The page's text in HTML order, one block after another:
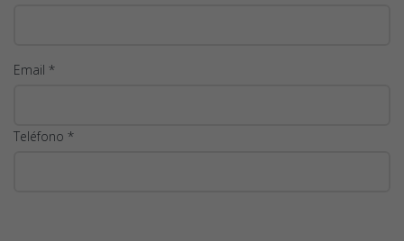
Email *
Teléfono *